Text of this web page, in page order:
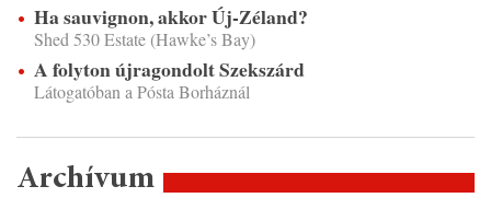
Ha sauvignon, akkor Új-Zéland?
Shed 530 Estate (Hawke’s Bay)
A folyton újragondolt Szekszárd
Látogatóban a Pósta Borháznál
Archívum